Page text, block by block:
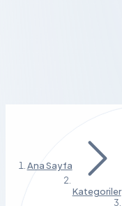
Ana Sayfa
Kategoriler